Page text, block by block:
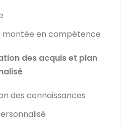
montée en compétence
des acquis et plan
des connaissances